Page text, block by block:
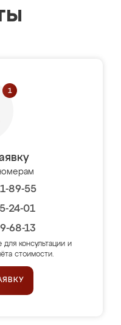
89-55
24-01
68-13
для консультации и
стоимости.